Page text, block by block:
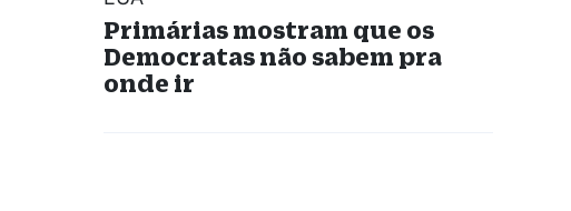
Primárias mostram que os
Democratas não sabem pra
onde ir